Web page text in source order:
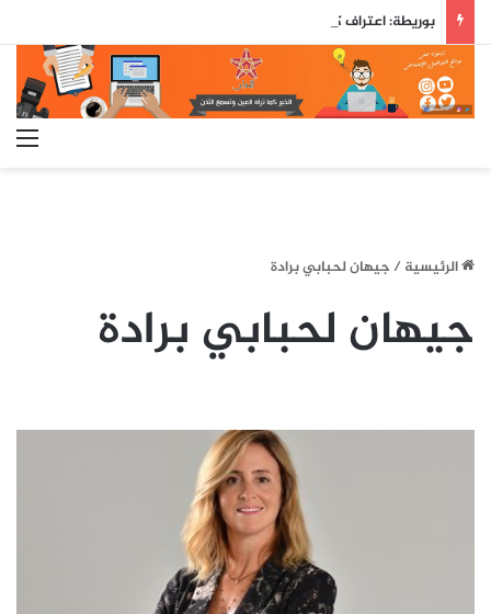
الرئيسية/جيهان لحبابي برادة
جيهان لحبابي برادة